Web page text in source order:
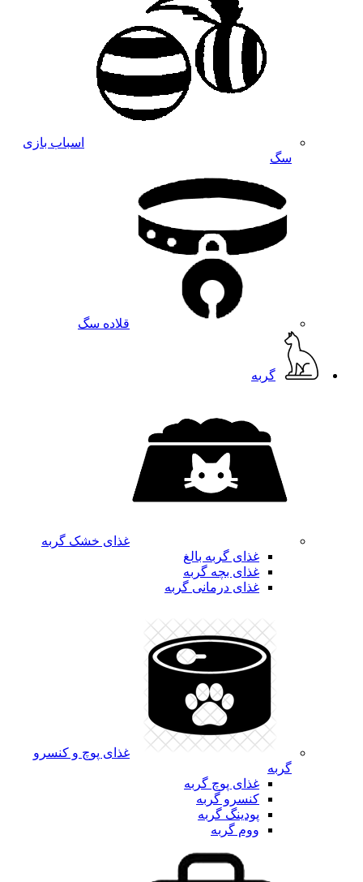
اسباب بازی
سگ
قلاده سگ
گربه
غذای خشک گربه
غذای گربه بالغ
غذای بچه گربه
غذای درمانی گربه
غذای پوچ و کنسرو
گربه
غذای پوچ گربه
کنسرو گربه
پودینگ گربه
ووم گربه